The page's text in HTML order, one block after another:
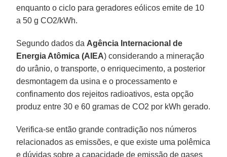
enquanto o ciclo para geradores eólicos emite de 10
a 50 g CO2/kWh.
Segundo dados da Agência Internacional de
Energia Atômica (AIEA) considerando a mineração
do urânio, o transporte, o enriquecimento, a posterior
desmontagem da usina e o processamento e
confinamento dos rejeitos radioativos, esta opção
produz entre 30 e 60 gramas de CO2 por kWh gerado.
Verifica-se então grande contradição nos números
relacionados as emissões, e que existe uma polêmica
e dúvidas sobre a capacidade de emissão de gases